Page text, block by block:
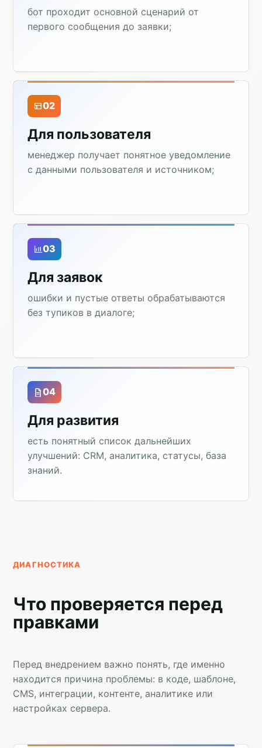
бот проходит основной сценарий от
первого сообщения до заявки;
02
Для пользователя
менеджер получает понятное уведомление
с данными пользователя и источником;
03
Для заявок
ошибки и пустые ответы обрабатываются
без тупиков в диалоге;
04
Для развития
есть понятный список дальнейших
улучшений: CRM, аналитика, статусы, база
знаний.
ДИАГНОСТИКА
Что проверяется перед
правками
Перед внедрением важно понять, где именно
находится причина проблемы: в коде, шаблоне,
CMS, интеграции, контенте, аналитике или
настройках сервера.